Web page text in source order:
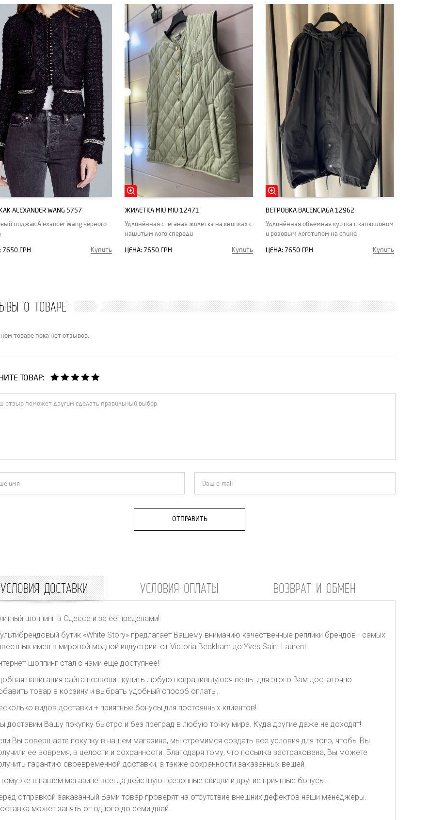
ALEXANDER WANG 5757
пиджак Alexander Wang чёрного
7650 ГРН Купить
ЖИЛЕТКА MIU MIU 12471
Удлинённая стеганая жилетка на кнопках с
нашитым лого спереди
ЦЕНА: 7650 ГРН Купить
ВЕТРОВКА BALENCIAGA 12962
Удлинённая объемная куртка с капюшоном
и розовым логотипом на спине
ЦЕНА: 7650 ГРН Купить
О ТОВАРЕ
товаре пока нет отзывов.
ТОВАР:
ОТПРАВИТЬ
УСЛОВИЯ ДОСТАВКИ УСЛОВИЯ ОПЛАТЫ ВОЗВРАТ И ОБМЕН
шоппинг в Одессе и за ее пределами!
бутик «White Story» предлагает Вашему вниманию качественные реплики брендов - самых
имен в мировой модной индустрии: от Victoria Beckham до Yves Saint Laurent.
шоппинг стал с нами ещё доступнее!
навигация сайта позволит купить любую понравившуюся вещь: для этого Вам достаточно
товар в корзину и выбрать удобный способ оплаты.
видов доставки + приятные бонусы для постоянных клиентов!
доставим Вашу покупку быстро и без преград в любую точку мира. Куда другие даже не доходят!
Вы совершаете покупку в нашем магазине, мы стремимся создать все условия для того, чтобы Вы
ее вовремя, в целости и сохранности. Благодаря тому, что посылка застрахована, Вы можете
гарантию своевременной доставки, а также сохранности заказанных вещей.
же в нашем магазине всегда действуют сезонные скидки и другие приятные бонусы.
отправкой заказанный Вами товар проверят на отсутствие внешних дефектов наши менеджеры.
может занять от одного до семи дней.